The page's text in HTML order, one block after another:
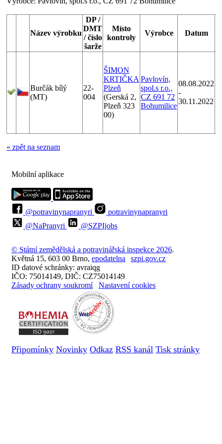
Název výrobku
DP /
DMT
/ číslo
šarže
Místo
kontroly
Výrobce Datum
Burčák bílý
(MT)
22-
004
ŠIMON
KRTIČKA
Plzeň
(Gerská 2,
Plzeň 323
00)
Pavlovín,
spol.s r.o.,
CZ 691 72
Bohumilice
08.08.2022
-
30.11.2022
« zpět na seznam
Mobilní aplikace
@potravinynapranyri
potravinynapranyri
@NaPranyri
@SZPIjobs
© Státní zemědělská a potravinářská inspekce 2026.
Květná 15, 603 00 Brno, epodatelna
szpi.gov.cz
ID datové schránky: avraiqg
IČO: 75014149, DIČ: CZ75014149
Zásady ochrany soukromí
Nastavení cookies
Připomínky Novinky Odkaz RSS kanál Tisk stránky